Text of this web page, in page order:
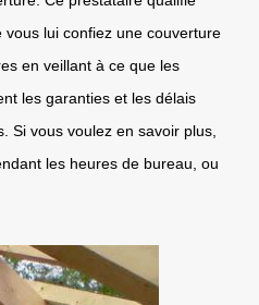
lui confiez une couverture
en veillant à ce que les
les garanties et les délais
Si vous voulez en savoir plus,
les heures de bureau, ou